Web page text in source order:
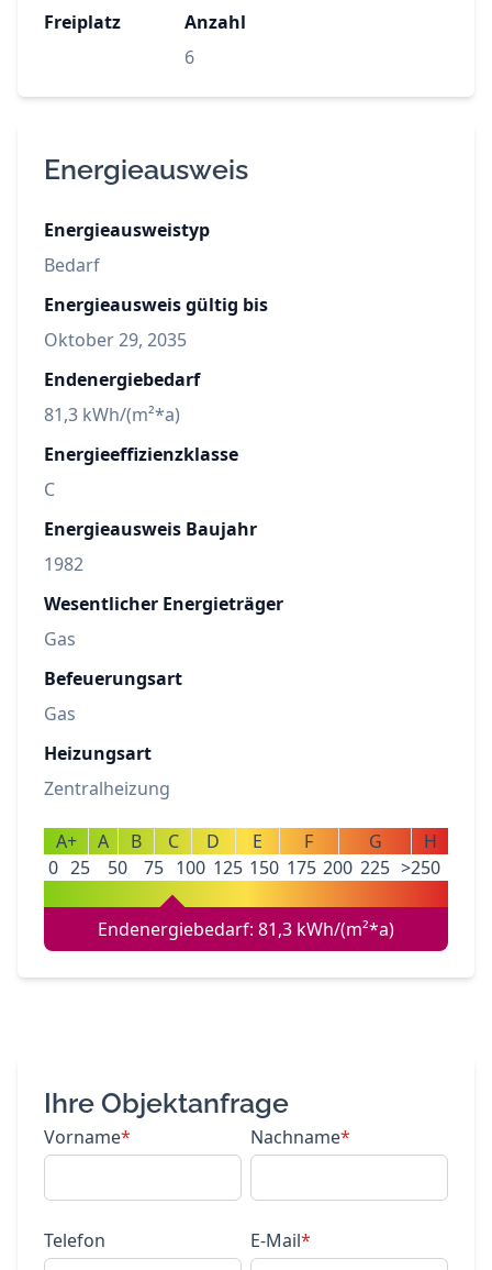
Freiplatz
Anzahl
6
Energieausweis
Energieausweistyp
Bedarf
Energieausweis gültig bis
Oktober 29, 2035
Endenergiebedarf
81,3 kWh/(m²*a)
Energieeffizienzklasse
C
Energieausweis Baujahr
1982
Wesentlicher Energieträger
Gas
Befeuerungsart
Gas
Heizungsart
Zentralheizung
A+ A B C D E F G
H
0 25 50 75 100 125 150 175 200 225 >250
Endenergiebedarf: 81,3 kWh/(m²*a)
Ihre Objektanfrage
Vorname* Nachname*
Telefon E-Mail*